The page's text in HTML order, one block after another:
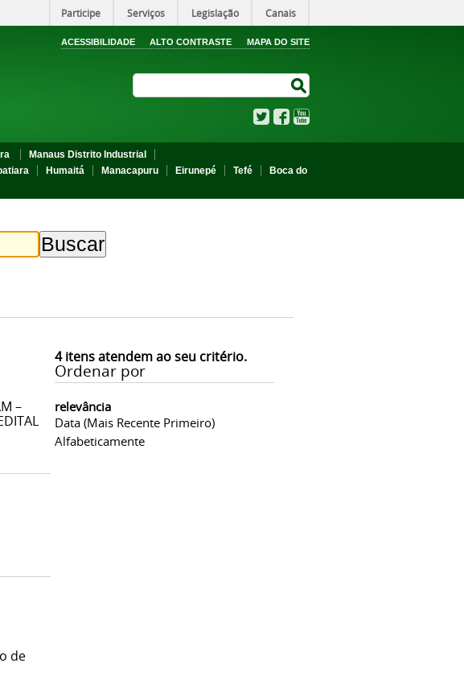
Participe Serviços Legislação Canais
ACESSIBILIDADE ALTO CONTRASTE MAPA DO SITE
TwitterFacebook
Manaus Distrito Industrial
Humaitá Manacapuru Eirunepé Tefé
Boca do
4itens atendem ao seu critério.
Ordenar por
relevância
Data (mais Recente Primeiro)
Alfabeticamente
–
de